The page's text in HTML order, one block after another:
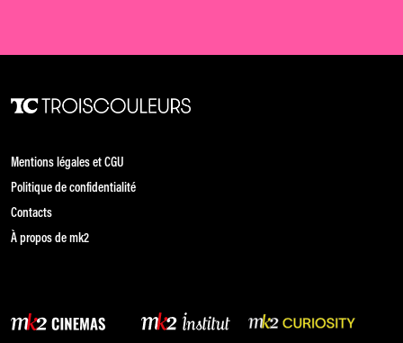
Mentions légales et CGU
Politique de confidentialité
Contacts
À propos de mk2